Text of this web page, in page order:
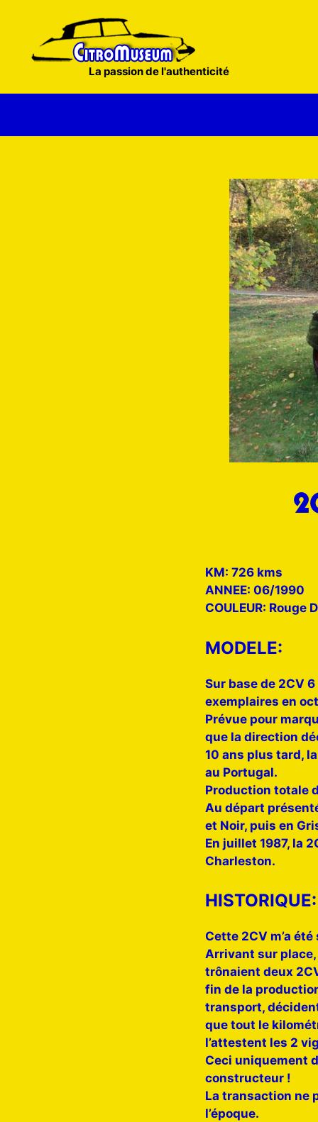
contenu
La passion de l'authenticité
KM: 726 kms
ANNEE: 06/1990
COULEUR: Rouge
MODELE:
Sur base de 2CV
exemplaires en
Prévue pour
que la direction
10 ans plus tard,
au Portugal.
Production totale
Au départ
et Noir, puis en
En juillet 1987, la
Charleston.
HISTORIQUE:
Cette 2CV m’a
Arrivant sur
trônaient deux
fin de la
transport,
que tout le
l’attestent les 2
Ceci uniquement
constructeur !
La transaction ne
l’époque.